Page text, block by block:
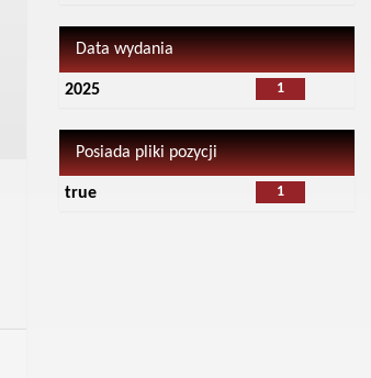
Data wydania
1
2025
Posiada pliki pozycji
1
true